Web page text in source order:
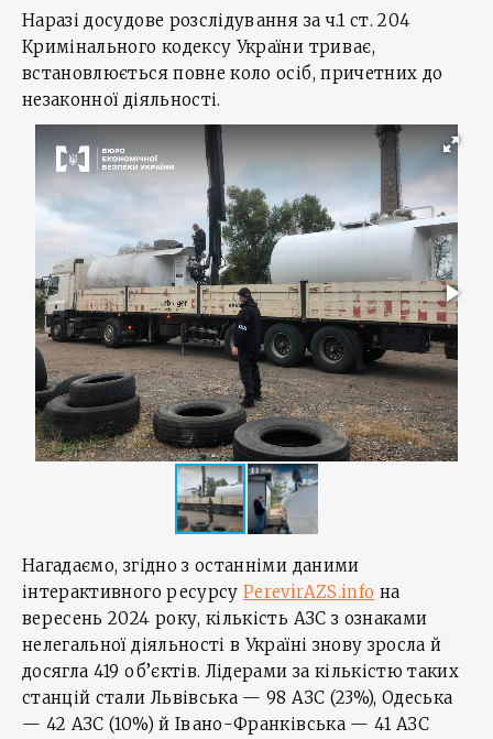
Наразі досудове розслідування за ч.1 ст. 204
Кримінального кодексу України триває,
встановлюється повне коло осіб, причетних до
незаконної діяльності.
Нагадаємо, згідно з останніми даними
інтерактивного ресурсуPerevirAZS.info на
вересень 2024 року, кількість АЗС з ознаками
нелегальної діяльності в Україні знову зросла й
досягла 419 об’єктів. Лідерами за кількістю таких
станцій стали Львівська — 98 АЗС (23%), Одеська
— 42 АЗС (10%) й Івано-Франківська — 41 АЗС